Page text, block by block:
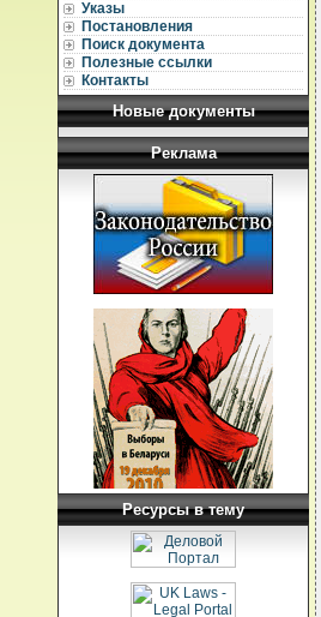
Указы
Постановления
Поиск документа
Полезные ссылки
Контакты
Новые документы
Реклама
Ресурсы в тему